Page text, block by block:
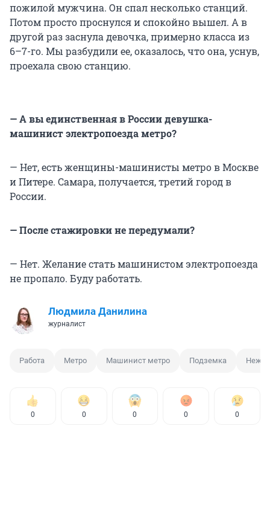
пожилой мужчина. Он спал несколько станций.
Потом просто проснулся и спокойно вышел. А в
другой раз заснула девочка, примерно класса из
6–7-го. Мы разбудили ее, оказалось, что она, уснув,
проехала свою станцию.
— А вы единственная в России девушка-
машинист электропоезда метро?
— Нет, есть женщины-машинисты метро в Москве
и Питере. Самара, получается, третий город в
России.
— После стажировки не передумали?
— Нет. Желание стать машинистом электропоезда
не пропало. Буду работать.
Людмила Данилина
журналист
Работа Метро Машинист метро Подземка
0 0 0 0 0